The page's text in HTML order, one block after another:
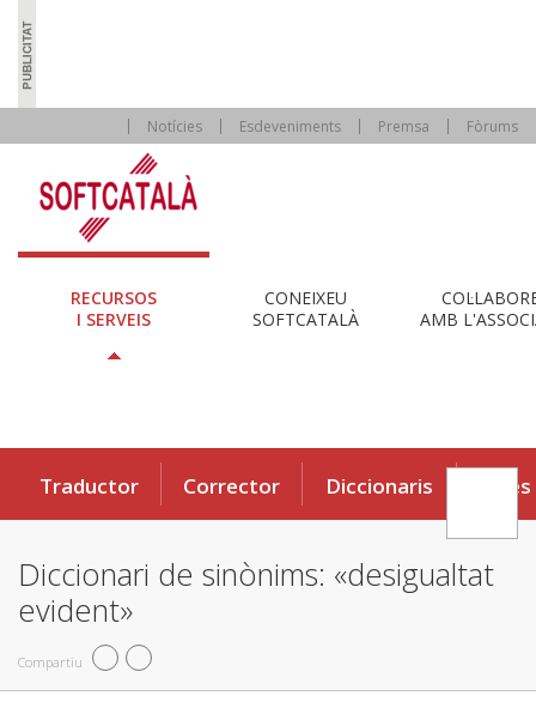
Notícies Esdeveniments Premsa Fòrums
RECURSOS
I SERVEIS
CONEIXEU
SOFTCATALÀ
AMB
Traductor Corrector Diccionaris Eines
Diccionari de sinònims: «desigualtat
evident»
Compartiu